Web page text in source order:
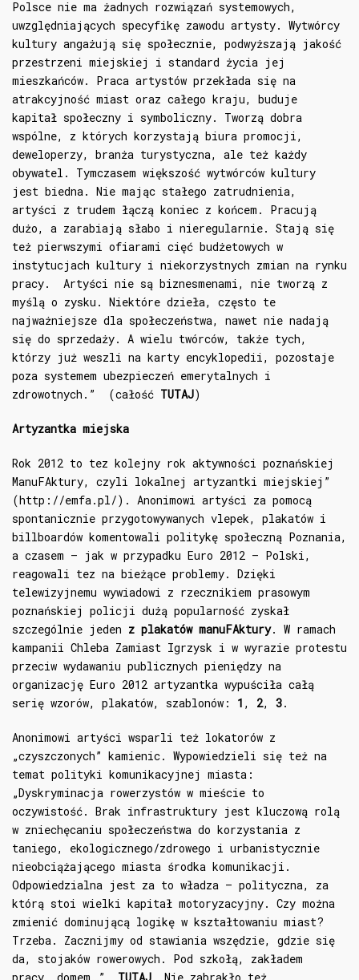
Polsce nie ma żadnych rozwiązań systemowych,
uwzględniających specyfikę zawodu artysty. Wytwórcy
kultury angażują się społecznie, podwyższają jakość
przestrzeni miejskiej i standard życia jej
mieszkańców. Praca artystów przekłada się na
atrakcyjność miast oraz całego kraju, buduje
kapitał społeczny i symboliczny. Tworzą dobra
wspólne, z których korzystają biura promocji,
deweloperzy, branża turystyczna, ale też każdy
obywatel. Tymczasem większość wytwórców kultury
jest biedna. Nie mając stałego zatrudnienia,
artyści z trudem łączą koniec z końcem. Pracują
dużo, a zarabiają słabo i nieregularnie. Stają się
też pierwszymi ofiarami cięć budżetowych w
instytucjach kultury i niekorzystnych zmian na rynku
pracy. Artyści nie są biznesmenami, nie tworzą z
myślą o zysku. Niektóre dzieła, często te
najważniejsze dla społeczeństwa, nawet nie nadają
się do sprzedaży. A wielu twórców, także tych,
którzy już weszli na karty encyklopedii, pozostaje
poza systemem ubezpieczeń emerytalnych i
zdrowotnych.” (całość TUTAJ)
Artyzantka miejska
Rok 2012 to tez kolejny rok aktywności poznańskiej
ManuFAktury, czyli lokalnej artyzantki miejskiej”
(http://emfa.pl/). Anonimowi artyści za pomocą
spontanicznie przygotowywanych vlepek, plakatów i
billboardów komentowali politykę społeczną Poznania,
a czasem – jak w przypadku Euro 2012 – Polski,
reagowali tez na bieżące problemy. Dzięki
telewizyjnemu wywiadowi z rzecznikiem prasowym
poznańskiej policji dużą popularność zyskał
szczególnie jeden z plakatów manuFAktury. W ramach
kampanii Chleba Zamiast Igrzysk i w wyrazie protestu
przeciw wydawaniu publicznych pieniędzy na
organizację Euro 2012 artyzantka wypuściła całą
serię wzorów, plakatów, szablonów: 1 , 2, 3.
Anonimowi artyści wsparli też lokatorów z
„czyszczonych” kamienic. Wypowiedzieli się też na
temat polityki komunikacyjnej miasta:
„Dyskryminacja rowerzystów w mieście to
oczywistość. Brak infrastruktury jest kluczową rolą
w zniechęcaniu społeczeństwa do korzystania z
taniego, ekologicznego/zdrowego i urbanistycznie
nieobciążającego miasta środka komunikacji.
Odpowiedzialna jest za to władza – polityczna, za
którą stoi wielki kapitał motoryzacyjny. Czy można
zmienić dominującą logikę w kształtowaniu miast?
Trzeba. Zacznijmy od stawiania wszędzie, gdzie się
da, stojaków rowerowych. Pod szkołą, zakładem